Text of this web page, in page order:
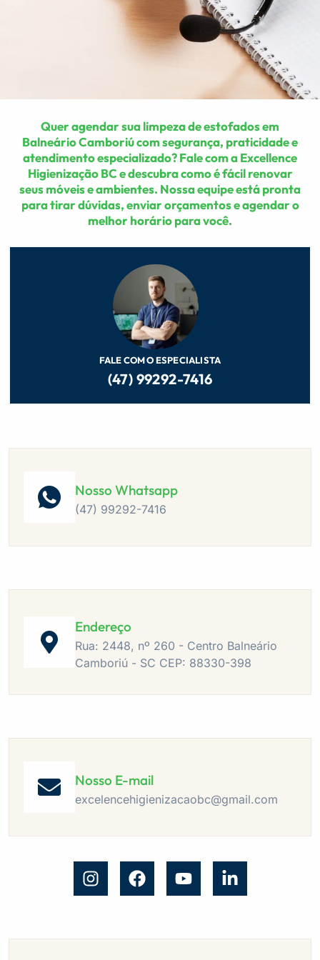
Quer agendar sua limpeza de estofados em
Balneário Camboriú com segurança, praticidade e
atendimento especializado? Fale com a Excellence
Higienização BC e descubra como é fácil renovar
seus móveis e ambientes. Nossa equipe está pronta
para tirar dúvidas, enviar orçamentos e agendar o
melhor horário para você.
FALE COM O ESPECIALISTA
(47) 99292-7416
Nosso Whatsapp
(47) 99292-7416
Endereço
Rua: 2448, nº 260 - Centro Balneário
Camboriú - SC CEP: 88330-398
Nosso E-mail
excelencehigienizacaobc@gmail.com